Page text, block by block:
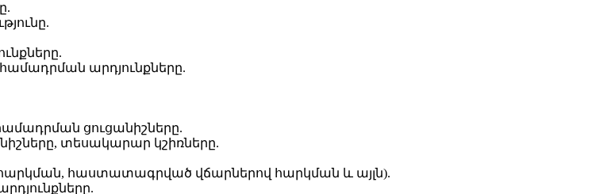
արդյունքները.
ցուցանիշները.
տեսակարար կշիռները.
հարկման, հաստատագրված վճարներով հարկման և այլն).